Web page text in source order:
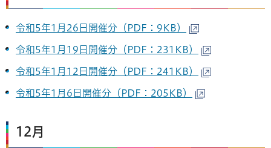
令和5年1月26日開催分（PDF：9KB）
令和5年1月19日開催分（PDF：231KB）
令和5年1月12日開催分（PDF：241KB）
令和5年1月6日開催分（PDF：205KB）
12月